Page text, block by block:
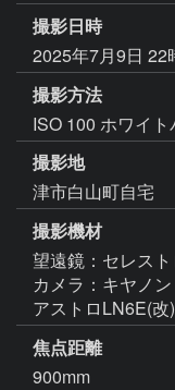
撮影日時
2025年7月9日 22
撮影方法
ISO 100 ホワイ
撮影地
津市白山町自宅
撮影機材
望遠鏡：セレス
カメラ：キヤノン
アストロLN6E(改
焦点距離
900mm